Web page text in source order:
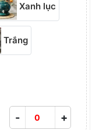
Xanh lục
Trắng
- +